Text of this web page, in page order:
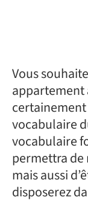
Vous
appartement
vocabulaire
vocabulaire
permettra
mais aussi
disposerez